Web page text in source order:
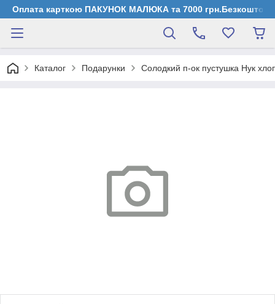
Оплата карткою ПАКУНОК МАЛЮКА та 7000 грн.Безкоштовна
Каталог Подарунки Солодкий п-ок пустушка Нук